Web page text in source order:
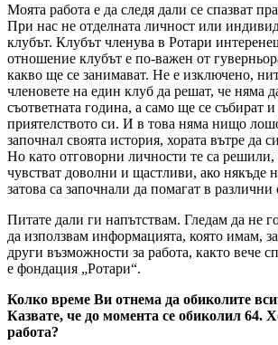
Моята работа е да следя дали се спазват
При нас не отделната личност или
клубът. Клубът членува в Ротари
отношение клубът е по-важен от
какво ще се занимават. Не е изключено,
членовете на един клуб да решат, че няма
съответната година, а само ще се събират и
приятелството си. И в това няма нищо
започнал своята история, хората вътре да
Но като отговорни личности те са решили,
чувстват доволни и щастливи, ако някъде
затова са започнали да помагат в различни
Питате дали ги напътствам. Гледам да не
да използвам информацията, която имам,
други възможности за работа, както вече
е фондация „Ротари“.
Колко време Ви отнема да обиколите
Казвате, че до момента се обиколил 64.
работа?